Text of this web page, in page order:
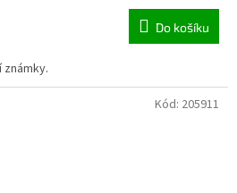
Do košíku
Kód: 205911